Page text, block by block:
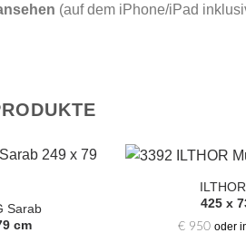
(auf dem iPhone/iPad
Sarab
cm
425 x
€950 oder